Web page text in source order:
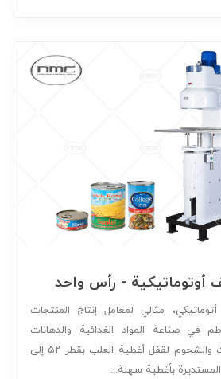
أوتوماتيكية - رأس واحد
مثالي لمعامل إنتاج المنتجات
في صناعة المواد الغذائية والدهانات
وصناعات زيوت المحركات والشحوم لقفل أغطية العلب بقطر ۵۲ إلى